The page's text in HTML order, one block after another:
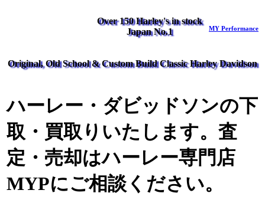
Over 150 Harley's in stock
Japan No.1
MY Performance
Original, Old School & Custom Build Classic Harley Davidson
ハーレー・ダビッドソンの下
取・買取りいたします。査
定・売却はハーレー専門店
MYPにご相談ください。